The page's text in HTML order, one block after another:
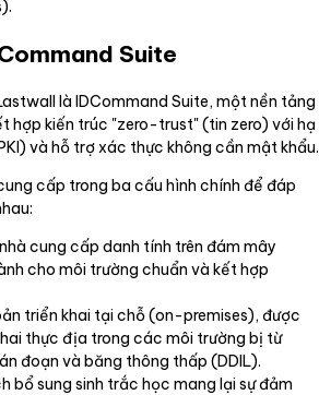
Suite
là IDCommand Suite, một nền tảng
hợp kiến trúc "zero-trust" (tin zero) với hạ
và hỗ trợ xác thực không cần mật khẩu.
cấp trong ba cấu hình chính để đáp
cung cấp danh tính trên đám mây
cho môi trường chuẩn và kết hợp
triển khai tại chỗ (on-premises), được
thực địa trong các môi trường bị từ
đoạn và băng thông thấp (DDIL).
bổ sung sinh trắc học mang lại sự đảm